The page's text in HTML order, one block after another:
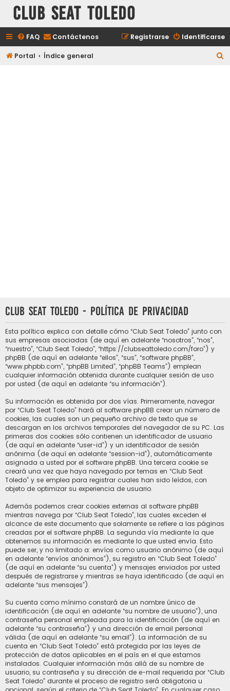
Club Seat Toledo
FAQ Contáctenos Identificarse
Registrarse
Portal Índice general
Club Seat Toledo - Política de privacidad
Esta política explica con detalle cómo “Club Seat Toledo” junto con
sus empresas asociadas (de aquí en adelante “nosotros”, “nos”,
“nuestro”, “Club Seat Toledo”, “https://clubseattoledo.com/foro”) y
phpBB (de aquí en adelante “ellos”, “sus”, “software phpBB”,
“www.phpbb.com”, “phpBB Limited”, “phpBB Teams”) emplean
cualquier información obtenida durante cualquier sesión de uso
por usted (de aquí en adelante “su información”).
Su información es obtenida por dos vías. Primeramente, navegar
por “Club Seat Toledo” hará al software phpBB crear un número de
cookies, las cuales son un pequeño archivo de texto que se
descargan en los archivos temporales del navegador de su PC. Las
primeras dos cookies sólo contienen un identificador de usuario
(de aquí en adelante “user-id”) y un identificador de sesión
anónima (de aquí en adelante “session-id”), automáticamente
asignada a usted por el software phpBB. Una tercera cookie se
creará una vez que haya navegado por temas en “Club Seat
Toledo” y se emplea para registrar cuales han sido leídos, con
objeto de optimizar su experiencia de usuario.
Además podemos crear cookies externas al software phpBB
mientras navega por “Club Seat Toledo”, las cuales exceden el
alcance de este documento que solamente se refiere a las páginas
creadas por el software phpBB. La segunda vía mediante la que
obtenemos su información es mediante lo que usted envía. Esto
puede ser, y no limitado a: envíos como usuario anónimo (de aquí
en adelante “envíos anónimos”), su registro en “Club Seat Toledo”
(de aquí en adelante “su cuenta”) y mensajes enviados por usted
después de registrarse y mientras se haya identificado (de aquí en
adelante “sus mensajes”).
Su cuenta como mínimo constará de un nombre único de
identificación (de aquí en adelante “su nombre de usuario”), una
contraseña personal empleada para la identificación (de aquí en
adelante “su contraseña”) y una dirección de email personal
válida (de aquí en adelante “su email”). La información de su
cuenta en “Club Seat Toledo” está protegida por las leyes de
protección de datos aplicables en el país en el que estamos
instalados. Cualquier información más allá de su nombre de
usuario, su contraseña y su dirección de e-mail requerida por “Club
Seat Toledo” durante el proceso de registro será obligatoria u